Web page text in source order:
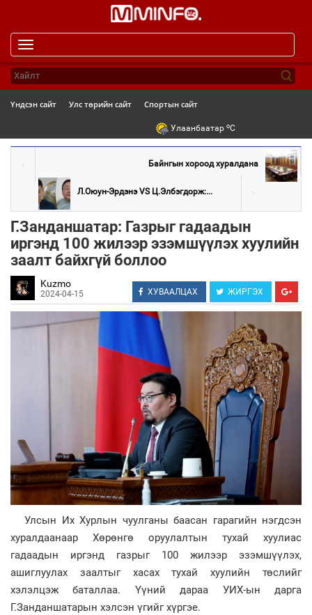
navigation
Үндсэн сайт Улс төрийн сайт Спортын сайт
Улаанбаатар oC
Байнгын хороод хуралдана
Л.Оюун-Эрдэнэ VS Ц.Элбэгдорж:...
Г.Занданшатар: Газрыг гадаадын
иргэнд 100 жилээр эзэмшүүлэх хуулийн
заалт байхгүй боллоо
Kuzmo
2024-04-15 ХУВААЛЦАХ ЖИРГЭХ
Улсын Их Хурлын чуулганы баасан гарагийн нэгдсэн
хуралдаанаар Хөрөнгө оруулалтын тухай хуулиас
гадаадын иргэнд газрыг 100 жилээр эзэмшүүлэх,
ашиглуулах заалтыг хасах тухай хуулийн төслийг
хэлэлцэж баталлаа. Үүний дараа УИХ-ын дарга
Г.Занданшатарын хэлсэн үгийг хүргэе.